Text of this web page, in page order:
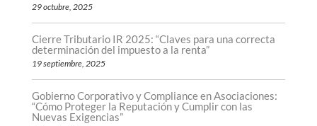
29 octubre, 2025
Cierre Tributario IR 2025: “Claves para una correcta
determinación del impuesto a la renta”
19 septiembre, 2025
Gobierno Corporativo y Compliance en Asociaciones:
“Cómo Proteger la Reputación y Cumplir con las
Nuevas Exigencias”